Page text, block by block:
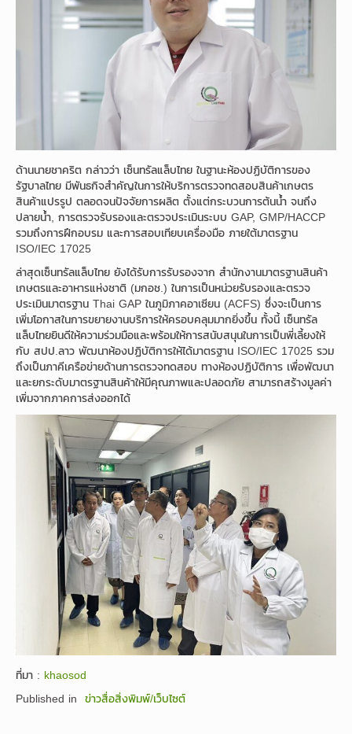
ด้านนายชาคริต กล่าวว่า เซ็นทรัลแล็บไทย ในฐานะห้องปฏิบัติการของ
รัฐบาลไทย มีพันธกิจสำคัญในการให้บริการตรวจทดสอบสินค้าเกษตร
สินค้าแปรรูป ตลอดจนปัจจัยการผลิต ตั้งแต่กระบวนการต้นน้ำ จนถึง
ปลายน้ำ, การตรวจรับรองและตรวจประเมินระบบ GAP, GMP/HACCP
รวมถึงการฝึกอบรม และการสอบเทียบเครื่องมือ ภายใต้มาตรฐาน
ISO/IEC 17025
ล่าสุดเซ็นทรัลแล็บไทย ยังได้รับการรับรองจาก สำนักงานมาตรฐานสินค้า
เกษตรและอาหารแห่งชาติ (มกอช.) ในการเป็นหน่วยรับรองและตรวจ
ประเมินมาตรฐาน Thai GAP ในภูมิภาคอาเซียน (ACFS) ซึ่งจะเป็นการ
เพิ่มโอกาสในการขยายงานบริการให้ครอบคลุมมากยิ่งขึ้น ทั้งนี้ เซ็นทรัล
แล็บไทยยินดีให้ความร่วมมือและพร้อมให้การสนับสนุนในการเป็นพี่เลี้ยงให้
กับ สปป.ลาว พัฒนาห้องปฏิบัติการให้ได้มาตรฐาน ISO/IEC 17025 รวม
ถึงเป็นภาคีเครือข่ายด้านการตรวจทดสอบ ทางห้องปฏิบัติการ เพื่อพัฒนา
และยกระดับมาตรฐานสินค้าให้มีคุณภาพและปลอดภัย สามารถสร้างมูลค่า
เพิ่มจากภาคการส่งออกได้
ที่มา : khaosod
Published in ข่าวสื่อสิ่งพิมพ์/เว็บไซต์